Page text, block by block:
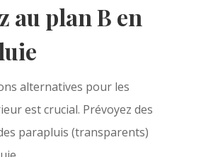
au plan B en
alternatives pour les
est crucial. Prévoyez des
parapluis (transparents)